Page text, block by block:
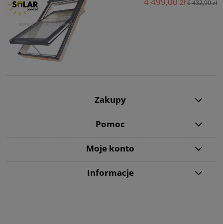
6 432,90 zł
Zakupy
Pomoc
Moje konto
Informacje